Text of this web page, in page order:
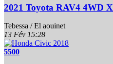
2021 Toyota RAV4 4WD
Tebessa / El aouinet
13 Fév 15:28
5500